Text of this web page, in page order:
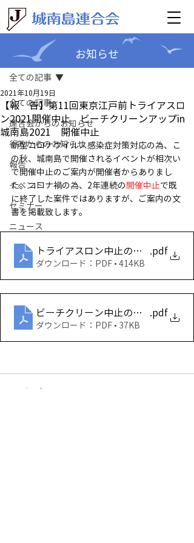
全ての記事
連合会からのお知らせ
行政からのお知らせ
報告
イベント
セミナー
ニュース
全ての記事
【報 告】第11回東京江戸前トライアスロ
ン2021開催中止 ビーチクリーンアップin
城南島2021 開催中止
2021年10月19日
新型コロナウイルス感染症対策対応の為、こ
の秋、城南島で開催されるイベントが相次い
で開催中止のご案内が開催者からありまし
た。コロナ禍の為、2年連続の開催中止で既
に終了した案件ではありますが、ご案内の文
書を掲載致します。
トライアスロン中止のお知らせ
.pdf
ダウンロード：PDF • 414KB
ビーチクリーン中止のお知らせ
.pdf
ダウンロード：PDF • 37KB
コメント
お知らせ